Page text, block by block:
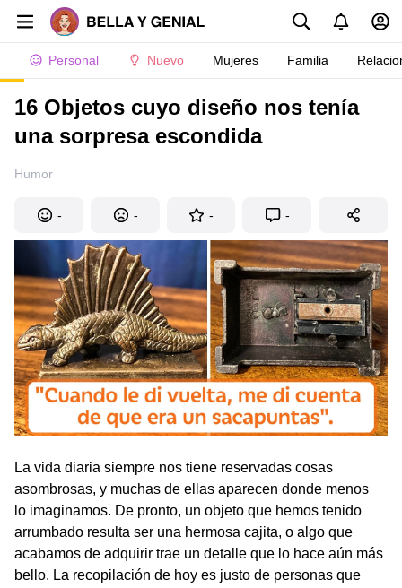
Personal Nuevo Mujeres Familia
16 Objetos cuyo diseño nos tenía
una sorpresa escondida
Humor
- - - -
La vida diaria siempre nos tiene reservadas cosas
asombrosas, y muchas de ellas aparecen donde menos
lo imaginamos. De pronto, un objeto que hemos tenido
arrumbado resulta ser una hermosa cajita, o algo que
acabamos de adquirir trae un detalle que lo hace aún más
bello. La recopilación de hoy es justo de personas que